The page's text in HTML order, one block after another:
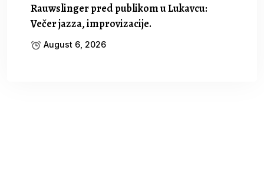
Rauwslinger pred publikom u Lukavcu:
Večer jazza, improvizacije.
August 6, 2026